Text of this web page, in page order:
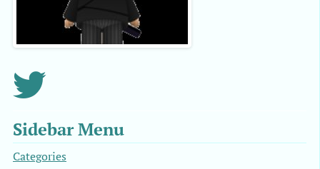
Sidebar Menu
Categories